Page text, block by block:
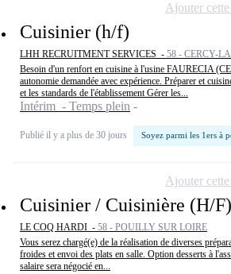
Cuisinier (h/f)
LHH RECRUITMENT SERVICES - 58 - CERCY-
Besoin d'un renfort en cuisine à l'usine FAURECIA
autonomie demandée avec expérience. Préparer et
et les standards de l'établissement Gérer les...
Intérim - Temps plein
Publié il y a plus de 30 jours Soyez parmi les 1ers à
Ajouter
Cuisinier / Cuisinière (H/F)
LE COQ HARDI - 58 - POUILLY SUR LOIRE
Vous serez chargé(e) de la réalisation de diverses
froides et envoi des plats en salle. Option desserts à
salaire sera négocié en...
Ajouter